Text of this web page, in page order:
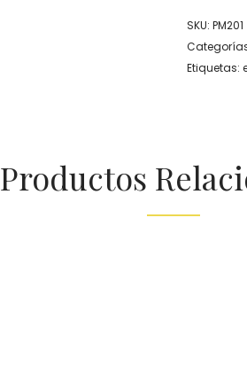
SKU: PM201
Etiquetas:
Productos